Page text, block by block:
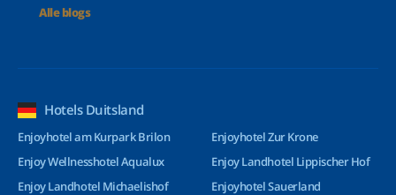
Alle blogs
Hotels Duitsland
Enjoyhotel am Kurpark Brilon
Enjoy Wellnesshotel Aqualux
Enjoy Landhotel Michaelishof
Enjoyhotel Zur Krone
Enjoy Landhotel Lippischer Hof
Enjoyhotel Sauerland